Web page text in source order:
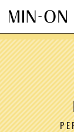
HOME ＞ 公演案内